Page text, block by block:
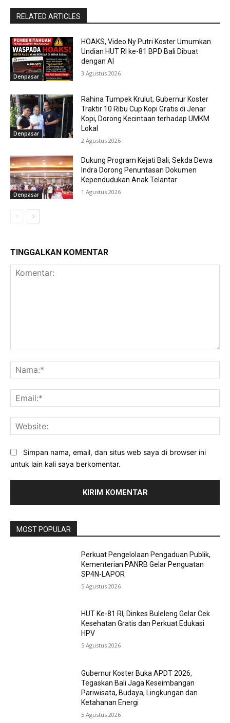
RELATED ARTICLES
Denpasar
HOAKS, Video Ny Putri Koster Umumkan
Undian HUT RI ke-81 BPD Bali Dibuat
dengan AI
3 Agustus 2026
Denpasar
Rahina Tumpek Krulut, Gubernur Koster
Traktir 10 Ribu Cup Kopi Gratis di Jenar
Kopi, Dorong Kecintaan terhadap UMKM
Lokal
2 Agustus 2026
Denpasar
Dukung Program Kejati Bali, Sekda Dewa
Indra Dorong Penuntasan Dokumen
Kependudukan Anak Telantar
1 Agustus 2026
TINGGALKAN KOMENTAR
Simpan nama, email, dan situs web saya di browser ini
untuk lain kali saya berkomentar.
MOST POPULAR
Perkuat Pengelolaan Pengaduan Publik,
Kementerian PANRB Gelar Penguatan
SP4N-LAPOR
5 Agustus 2026
HUT Ke-81 RI, Dinkes Buleleng Gelar Cek
Kesehatan Gratis dan Perkuat Edukasi
HPV
5 Agustus 2026
Gubernur Koster Buka APDT 2026,
Tegaskan Bali Jaga Keseimbangan
Pariwisata, Budaya, Lingkungan dan
Ketahanan Energi
5 Agustus 2026